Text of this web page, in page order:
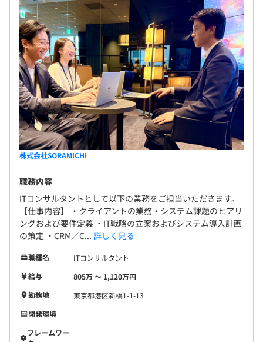
株式会社SORAMICHI
職務内容
ITコンサルタントとして以下の業務をご担当いただきます。
【仕事内容】 ・クライアントの業務・システム課題のヒアリ
ングおよび要件定義 ・IT戦略の立案およびシステム導入計画
の策定 ・CRM／C... 詳しく見る
職種名
ITコンサルタント
給与
805万 〜 1,120万円
勤務地
東京都港区新橋1-1-13
開発環境
フレームワー